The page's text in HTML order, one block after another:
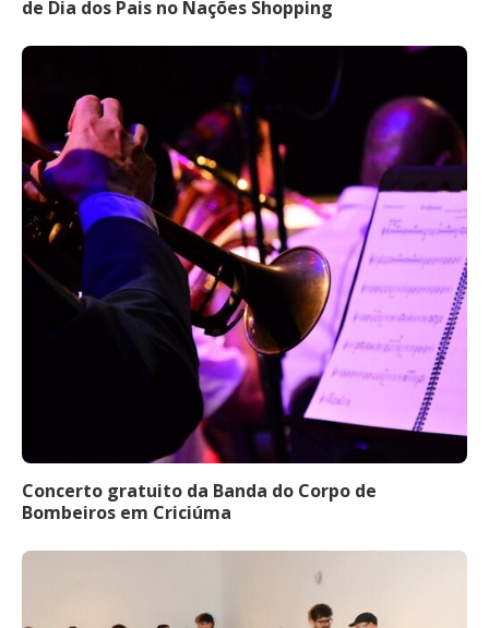
de Dia dos Pais no Nações Shopping
Concerto gratuito da Banda do Corpo de
Bombeiros em Criciúma